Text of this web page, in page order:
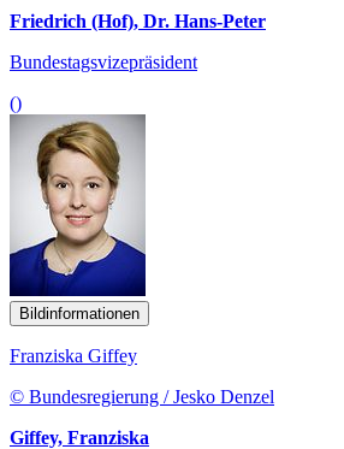
Friedrich (Hof), Dr. Hans-Peter
Bundestagsvizepräsident
()
Bildinformationen
Franziska Giffey
© Bundesregierung / Jesko Denzel
Giffey, Franziska